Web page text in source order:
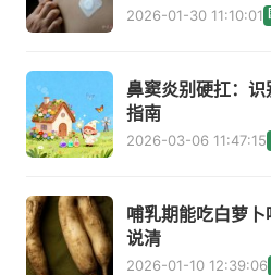
2026-01-30 11:10:01
鼻窦炎别硬扛：
指南
2026-03-06 11:47:15
哺乳期能吃白萝
说清
2026-01-10 12:39:06